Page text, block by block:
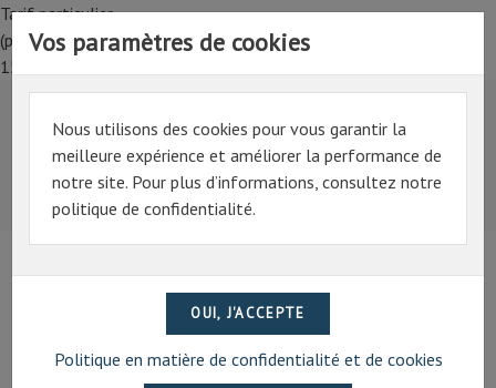
Tarif particulier,
(professionnel, connectez-vous pour bénéficier de la remise de
15%)
Tarif particulier,
(professionnel, connectez-vous pour bénéficier de la
remise de 15%)
07 69 94 13 47
Vos paramètres de cookies
Nous utilisons des cookies pour vous garantir la
meilleure expérience et améliorer la performance de
notre site. Pour plus d’informations, consultez notre
politique de confidentialité.
Politique en matière de confidentialité et de cookies